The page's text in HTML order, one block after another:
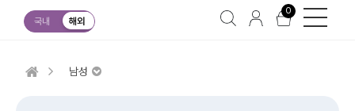
국내 해외
0
남성